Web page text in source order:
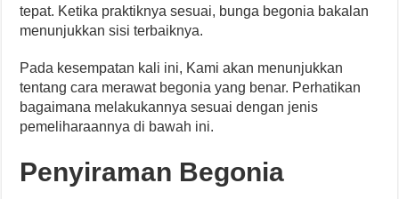
tepat. Ketika praktiknya sesuai, bunga begonia bakalan
menunjukkan sisi terbaiknya.
Pada kesempatan kali ini, Kami akan menunjukkan
tentang cara merawat begonia yang benar. Perhatikan
bagaimana melakukannya sesuai dengan jenis
pemeliharaannya di bawah ini.
Penyiraman Begonia